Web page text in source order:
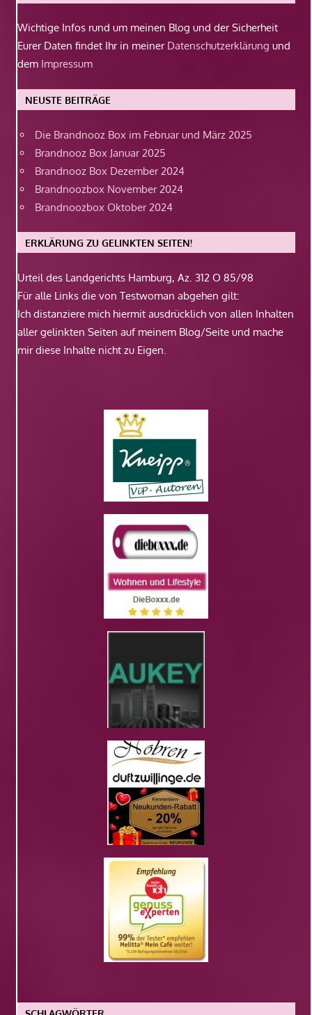
Wichtige Infos rund um meinen Blog und der Sicherheit
Eurer Daten findet Ihr in meiner Datenschutzerklärung und
dem Impressum
NEUSTE BEITRÄGE
Die Brandnooz Box im Februar und März 2025
Brandnooz Box Januar 2025
Brandnooz Box Dezember 2024
Brandnoozbox November 2024
Brandnoozbox Oktober 2024
ERKLÄRUNG ZU GELINKTEN SEITEN!
Urteil des Landgerichts Hamburg, Az. 312 O 85/98
Für alle Links die von Testwoman abgehen gilt:
Ich distanziere mich hiermit ausdrücklich von allen Inhalten
aller gelinkten Seiten auf meinem Blog/Seite und mache
mir diese Inhalte nicht zu Eigen.